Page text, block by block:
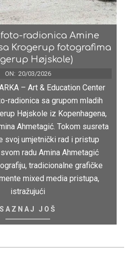
radionica Amine
Krogerup fotografima
Højskole)
ON: 20/03/2026
– Art & Education Center
radionica sa grupom mladih
Højskole iz Kopenhagena,
Ahmetagić. Tokom susreta
svoj umjetnički rad i pristup
radu Amina Ahmetagić
tradicionalne grafičke
mixed media pristupa,
istražujući
SAZNAJ JOŠ